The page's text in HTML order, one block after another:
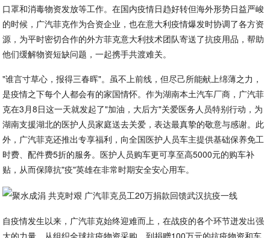
口罩和消毒物资发放等工作。在国内疫情日趋好转但海外形势日益严峻
的时候，广汽菲克作为合资企业，也在意大利疫情爆发时协调了各方资
源，为平时密切合作的外方菲克意大利技术团队寄送了抗疫用品，帮助
他们缓解物资短缺问题，一起携手共渡难关。
"谁言寸草心，报得三春晖"。虽不上前线，但尽己所能献上绵薄之力，
是疫情之下每个人都会有的家国情怀。作为湖南本土汽车厂商，广汽菲
克在3月8日这一天就发起了"加油，大后方"关爱医务人员特别行动，为
湖南支援湖北的医护人员家庭送去关爱，表达最真挚的敬意与感谢。此
外，广汽菲克还推出专享福利，向全国医护人员车主提供基础保养免工
时费、配件费5折的服务。医护人员购车更可享至高5000元的购车补
贴，从而保障抗"疫"英雄在非常时期安全安心用车。
自疫情发生以来，广汽菲克始终迎难而上，在战疫的各个环节迸发出强
大的力量。从组织全球抗疫物资采购、到捐赠100万元的抗疫物资和车